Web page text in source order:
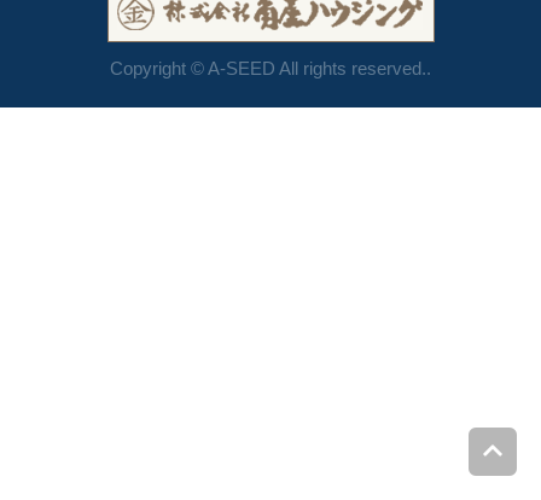
Copyright © A-SEED All rights reserved..